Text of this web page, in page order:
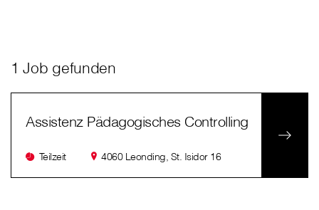
1 Job gefunden
Assistenz Pädagogisches Controlling
Teilzeit 4060 Leonding, St. Isidor 16